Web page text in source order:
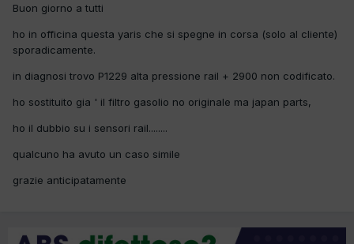
Buon giorno a tutti
ho in officina questa yaris che si spegne in corsa (solo al cliente)
sporadicamente.
in diagnosi trovo P1229 alta pressione rail + 2900 non codificato.
ho sostituito gia ' il filtro gasolio no originale ma japan parts,
ho il dubbio su i sensori rail........
qualcuno ha avuto un caso simile
grazie anticipatamente